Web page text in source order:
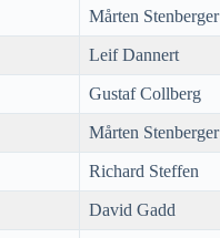
Mårten Stenberger
Leif Dannert
Gustaf Collberg
Mårten Stenberger
Richard Steffen
David Gadd